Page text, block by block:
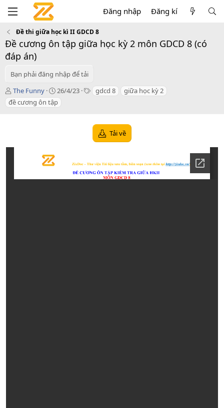
Đăng nhập Đăng kí
Đề thi giữa học kì II GDCD 8
Đề cương ôn tập giữa học kỳ 2 môn GDCD 8 (có
đáp án)
Bạn phải đăng nhập để tải
T
á
c
The Funny
C
r
e
t
26/4/23
T gdcd 8
giữa học kỳ 2
đề cương ôn tập
Tải về